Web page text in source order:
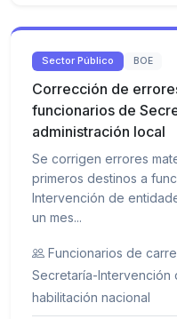
Sector Público BOE
Corrección de
funcionarios de
administración local
Se corrigen errores
primeros destinos a
Intervención de
un mes...
Funcionarios de
Secretaría-Intervención
habilitación nacional